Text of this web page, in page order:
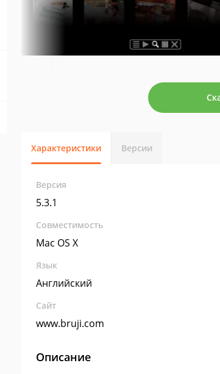
Характеристики Версии
Версия
5.3.1
Совместимость
Mac OS X
Язык
Английский
Сайт
www.bruji.com
Описание